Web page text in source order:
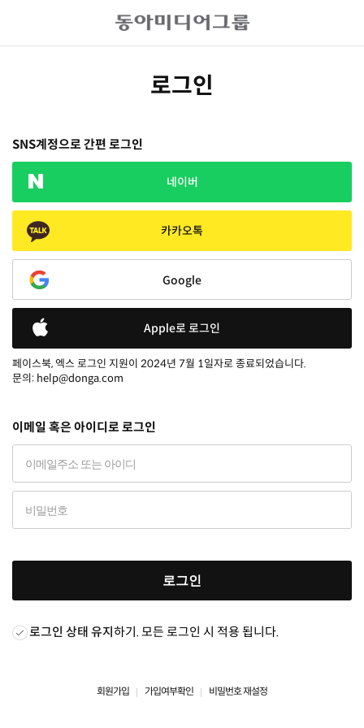
로그인
SNS계정으로 간편 로그인
네이버
카카오톡
Google
Apple로 로그인
페이스북, 엑스 로그인 지원이 2024년 7월 1일자로 종료되었습니다.
문의: help@donga.com
이메일 혹은 아이디로 로그인
로그인
로그인 상태 유지하기. 모든 로그인 시 적용 됩니다.
회원가입 가입여부확인 비밀번호 재설정